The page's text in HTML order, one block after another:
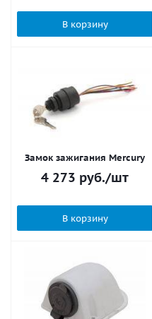
В корзину
Замок зажигания Mercury
4 273 руб./шт
В корзину